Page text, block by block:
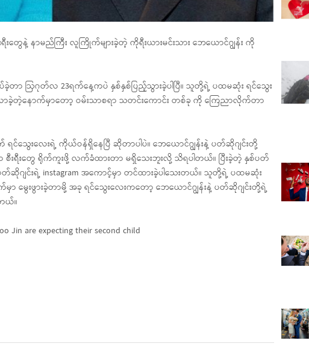
းရီးတွေနဲ့ နာမည်ကြီး လူကြိုက်များခဲ့တဲ့ ကိုရီးယားမင်းသား ဘေယောင်ဂျွန်း ကို
တာ ဩဂုတ်လ 23ရက်နေ့ကပဲ နှစ်နှစ်ပြည့်သွားခဲ့ပါပြီ။ သူတို့ရဲ့ ပထမဆုံး ရင်သွေး
နောက်မှာတော့ ဝမ်းသာစရာ သတင်းကောင်း တစ်ခု ကို ကြေညာလိုက်တာ
သွေးလေးရဲ့ ကိုယ်ဝန်ရှိနေပြီ ဆိုတာပါပဲ။ ဘေယောင်ဂျွန်းနဲ့ ပတ်ဆိုဂျင်းတို့
စီးရီးတွေ ရိုက်ကူးဖို့ လက်ခံထားတာ မရှိသေးဘူးလို့ သိရပါတယ်။ ပြီးခဲ့တဲ့ နှစ်ပတ်
ဂျင်းရဲ့ instagram အကောင့်မှာ တင်ထားခဲ့ပါသေးတယ်။ သူတို့ရဲ့ ပထမဆုံး
ာ မွေးဖွားခဲ့တာမို့ အခု ရင်သွေးလေးကတော့ ဘေယောင်ဂျွန်းနဲ့ ပတ်ဆိုဂျင်းတို့ရဲ့
ယ်။
Jin are expecting their second child